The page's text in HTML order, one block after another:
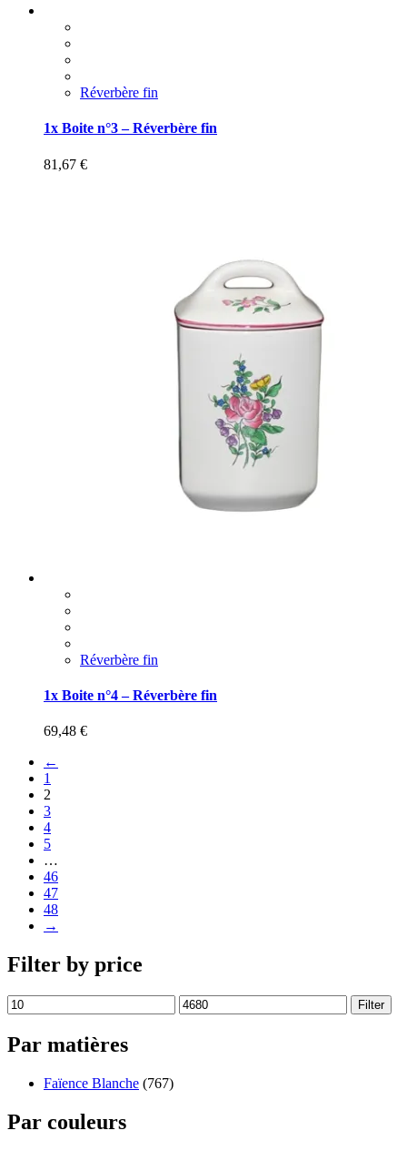
Réverbère fin
1x Boite n°3 – Réverbère fin
81,67 €
Réverbère fin
1x Boite n°4 – Réverbère fin
69,48 €
←
1
2
3
4
5
…
46
47
48
→
Filter by price
Filter
Par matières
Faïence Blanche (767)
Par couleurs